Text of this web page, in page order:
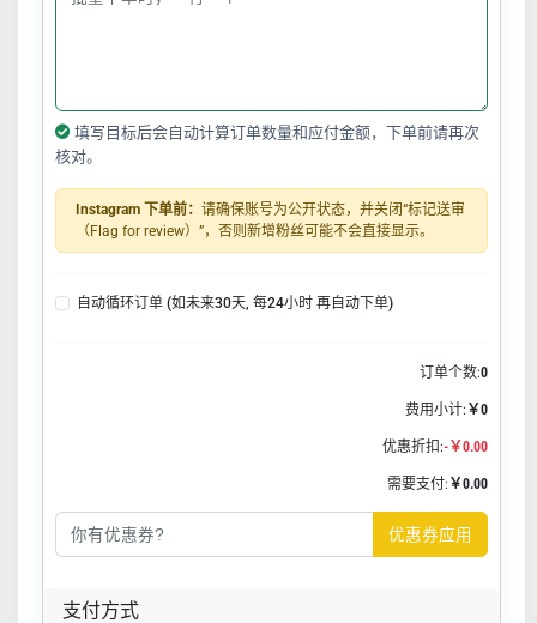
填写目标后会自动计算订单数量和应付金额，下单前请再次
核对。
Instagram 下单前： 请确保账号为公开状态，并关闭“标记送审
（Flag for review）”，否则新增粉丝可能不会直接显示。
自动循环订单 (如未来30天, 每24小时 再自动下单)
订单个数:0
费用小计: ￥0
优惠折扣:-￥0.00
需要支付: ￥0.00
优惠券应用
支付方式